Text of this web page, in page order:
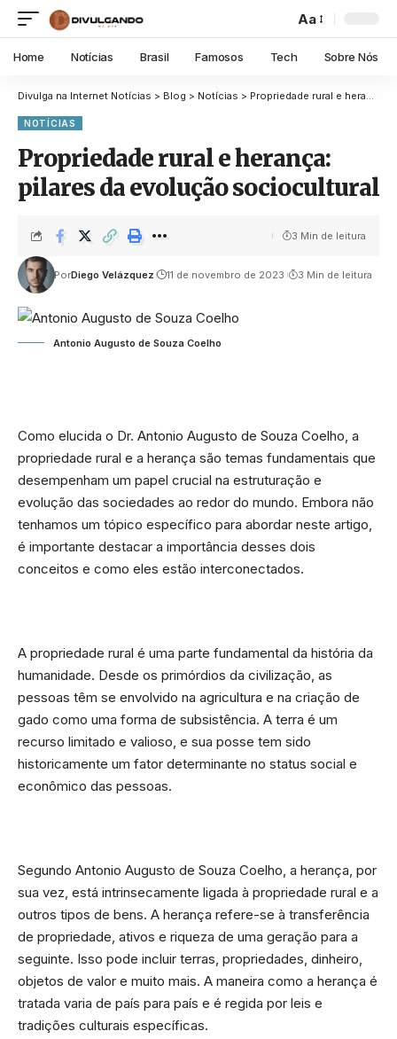
Aa
Home Notícias Brasil Famosos Tech Sobre Nós
Divulga na Internet Notícias > Blog > Notícias > Propriedade rural e herança: pilares da evolução sociocultural
NOTÍCIAS
Propriedade rural e herança:
pilares da evolução sociocultural
PorDiego Velázquez 11 de novembro de 2023 3 Min de leitura
3 Min de leitura
Antonio Augusto de Souza Coelho
Como elucida o Dr. Antonio Augusto de Souza Coelho, a
propriedade rural e a herança são temas fundamentais que
desempenham um papel crucial na estruturação e
evolução das sociedades ao redor do mundo. Embora não
tenhamos um tópico específico para abordar neste artigo,
é importante destacar a importância desses dois
conceitos e como eles estão interconectados.
A propriedade rural é uma parte fundamental da história da
humanidade. Desde os primórdios da civilização, as
pessoas têm se envolvido na agricultura e na criação de
gado como uma forma de subsistência. A terra é um
recurso limitado e valioso, e sua posse tem sido
historicamente um fator determinante no status social e
econômico das pessoas.
Segundo Antonio Augusto de Souza Coelho, a herança, por
sua vez, está intrinsecamente ligada à propriedade rural e a
outros tipos de bens. A herança refere-se à transferência
de propriedade, ativos e riqueza de uma geração para a
seguinte. Isso pode incluir terras, propriedades, dinheiro,
objetos de valor e muito mais. A maneira como a herança é
tratada varia de país para país e é regida por leis e
tradições culturais específicas.